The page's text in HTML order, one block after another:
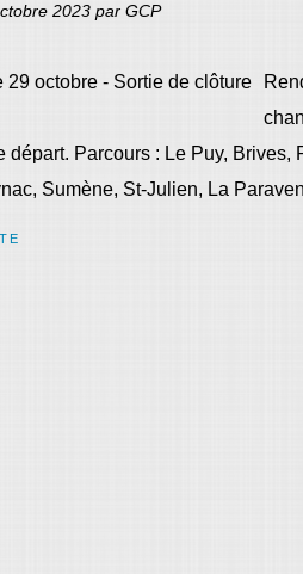
2023 par GCP
départ. Parcours : Le Puy,
Sumène, St-Julien, La